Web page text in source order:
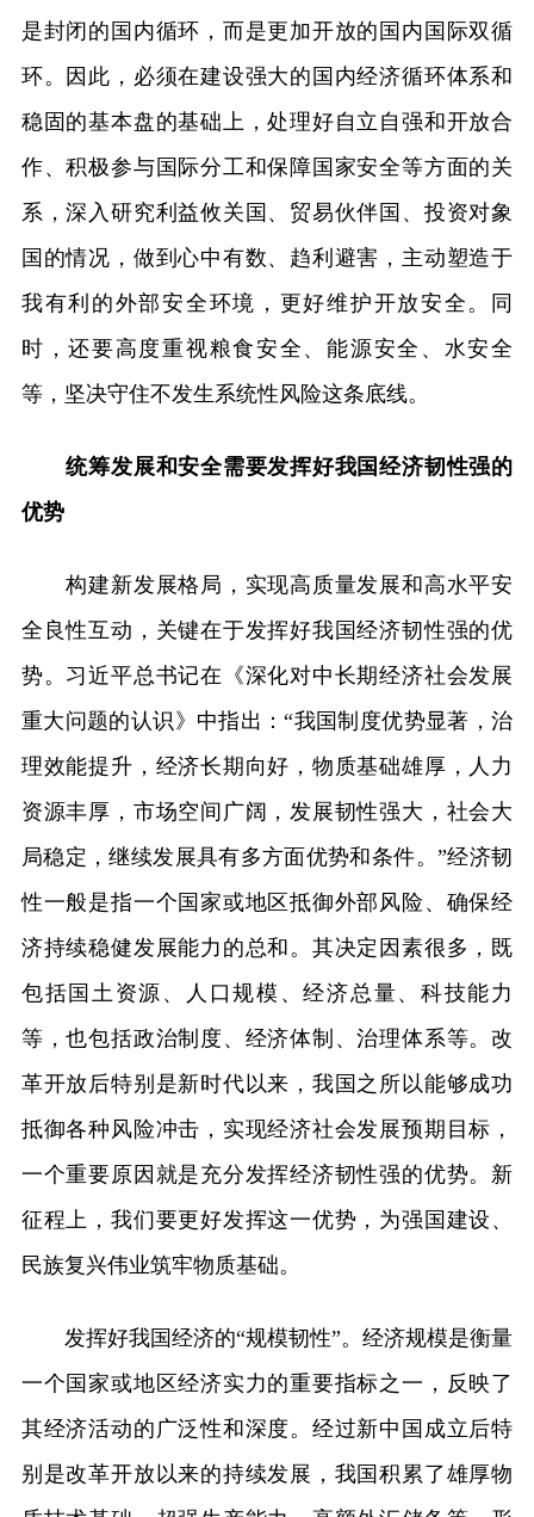
是封闭的国内循环，而是更加开放的国内国际双循
环。因此，必须在建设强大的国内经济循环体系和
稳固的基本盘的基础上，处理好自立自强和开放合
作、积极参与国际分工和保障国家安全等方面的关
系，深入研究利益攸关国、贸易伙伴国、投资对象
国的情况，做到心中有数、趋利避害，主动塑造于
我有利的外部安全环境，更好维护开放安全。同
时，还要高度重视粮食安全、能源安全、水安全
等，坚决守住不发生系统性风险这条底线。
统筹发展和安全需要发挥好我国经济韧性强的
优势
构建新发展格局，实现高质量发展和高水平安
全良性互动，关键在于发挥好我国经济韧性强的优
势。习近平总书记在《深化对中长期经济社会发展
重大问题的认识》中指出：“我国制度优势显著，治
理效能提升，经济长期向好，物质基础雄厚，人力
资源丰厚，市场空间广阔，发展韧性强大，社会大
局稳定，继续发展具有多方面优势和条件。”经济韧
性一般是指一个国家或地区抵御外部风险、确保经
济持续稳健发展能力的总和。其决定因素很多，既
包括国土资源、人口规模、经济总量、科技能力
等，也包括政治制度、经济体制、治理体系等。改
革开放后特别是新时代以来，我国之所以能够成功
抵御各种风险冲击，实现经济社会发展预期目标，
一个重要原因就是充分发挥经济韧性强的优势。新
征程上，我们要更好发挥这一优势，为强国建设、
民族复兴伟业筑牢物质基础。
发挥好我国经济的“规模韧性”。经济规模是衡量
一个国家或地区经济实力的重要指标之一，反映了
其经济活动的广泛性和深度。经过新中国成立后特
别是改革开放以来的持续发展，我国积累了雄厚物